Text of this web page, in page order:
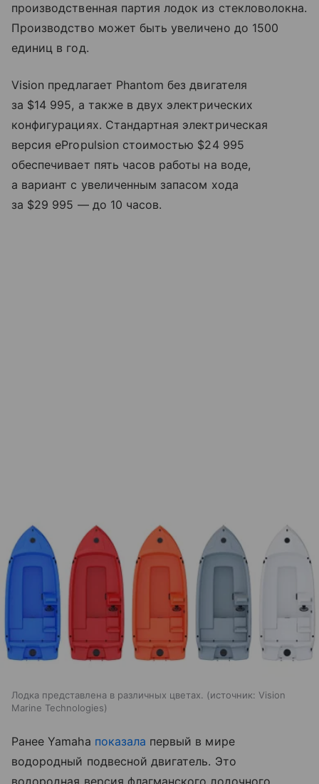
производственная партия лодок из стекловолокна.
Производство может быть увеличено до 1500
единиц в год.
Vision предлагает Phantom без двигателя
за $14 995, а также в двух электрических
конфигурациях. Стандартная электрическая
версия ePropulsion стоимостью $24 995
обеспечивает пять часов работы на воде,
а вариант с увеличенным запасом хода
за $29 995 — до 10 часов.
Лодка представлена в различных цветах. источник: Vision
Marine Technologies
Ранее Yamaha показала первый в мире
водородный подвесной двигатель. Это